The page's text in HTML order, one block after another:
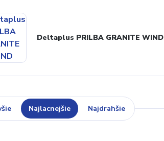
Deltaplus PRILBA GRANITE WIND
Najlacnejšie Najdrahšie